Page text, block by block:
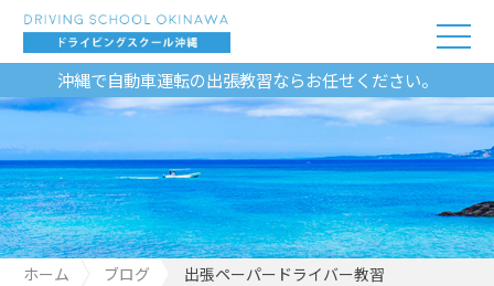
沖縄で自動車運転の出張教習ならお任せください。
ホーム ブログ 出張ペーパードライバー教習